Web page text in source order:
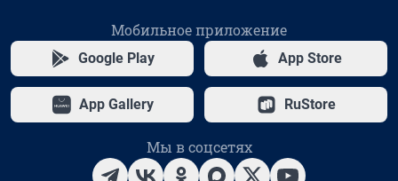
Мобильное приложение
Google Play App Store
App Gallery RuStore
Мы в соцсетях